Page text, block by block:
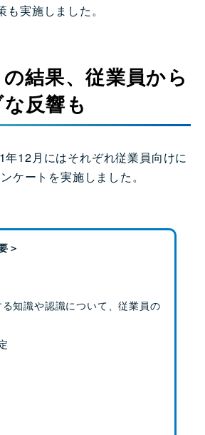
実施しました。
結果、従業員から
反響も
12月にはそれぞれ従業員向けに
ケートを実施しました。
＞
る知識や認識について、従業員の